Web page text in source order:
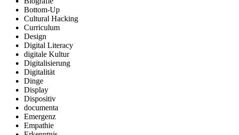
Bottom-Up
Cultural Hacking
Curriculum
Design
Digital Literacy
digitale Kultur
Digitalisierung
Digitalität
Dinge
Display
Dispositiv
documenta
Emergenz
Empathie